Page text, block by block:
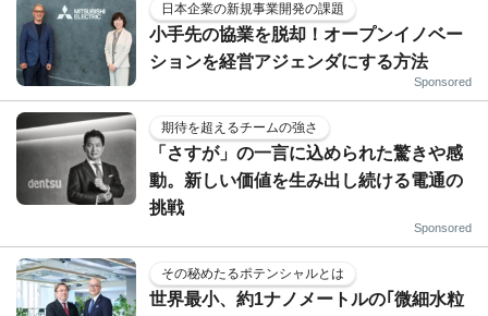
日本企業の新規事業開発の課題
小手先の協業を脱却！オープンイノベー
ションを経営アジェンダにする方法
Sponsored
期待を超えるチームの強さ
「さすが」の一言に込められた驚きや感
動。新しい価値を生み出し続ける電通の
挑戦
Sponsored
その秘めたるポテンシャルとは
世界最小、約1ナノメートルの｢微細水粒